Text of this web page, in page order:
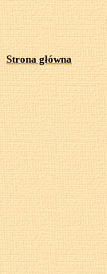
Strona główna